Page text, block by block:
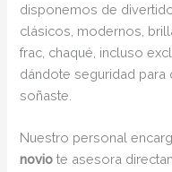
disponemos de
clásicos, modernos,
frac, chaqué, incluso
dándote seguridad
soñaste.
Nuestro personal
novio te asesora